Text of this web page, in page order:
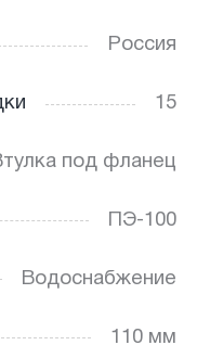
Россия
15
под фланец
ПЭ-100
Водоснабжение
110 мм